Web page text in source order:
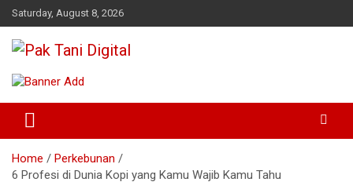
Skip
to
content
Saturday, August 8, 2026
Pak Tani Digital
Home
Perkebunan
6 Profesi di Dunia Kopi yang Kamu Wajib Kamu Tahu